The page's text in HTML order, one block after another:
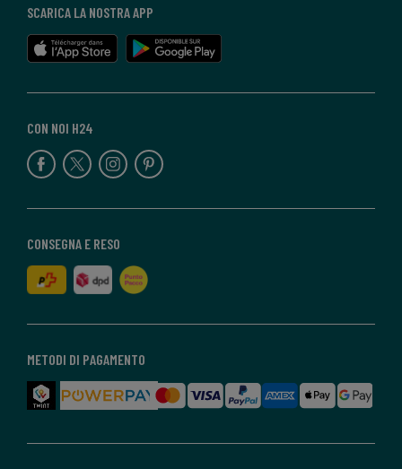
METODI DI PAGAMENTO
CONSEGNA E RESO
CON NOI H24
SCARICA LA NOSTRA APP